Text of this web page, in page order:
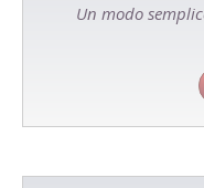
Un modo